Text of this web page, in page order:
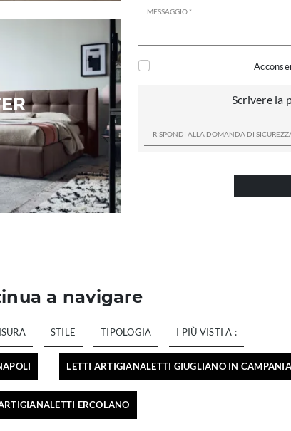
Scrivere la
a navigare
STILE TIPOLOGIA I PIÙ VISTI A :
LETTI ARTIGIANALETTI GIUGLIANO IN CAMPANIA
ERCOLANO